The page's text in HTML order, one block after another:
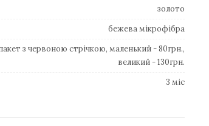
золото
бежева мікрофібра
з червоною стрічкою, маленький - 80грн.,
великий - 130грн.
3 міс